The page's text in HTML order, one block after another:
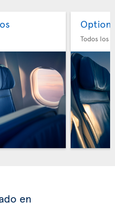
Option
Todos los
en